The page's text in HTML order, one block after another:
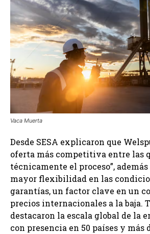
Vaca Muerta
Desde SESA explicaron que
oferta más competitiva entre las
técnicamente el proceso”,
mayor flexibilidad en las
garantías, un factor clave en un
precios internacionales a la baja.
destacaron la escala global de la
con presencia en 50 países y más